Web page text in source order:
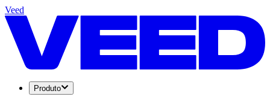
Veed
Produto